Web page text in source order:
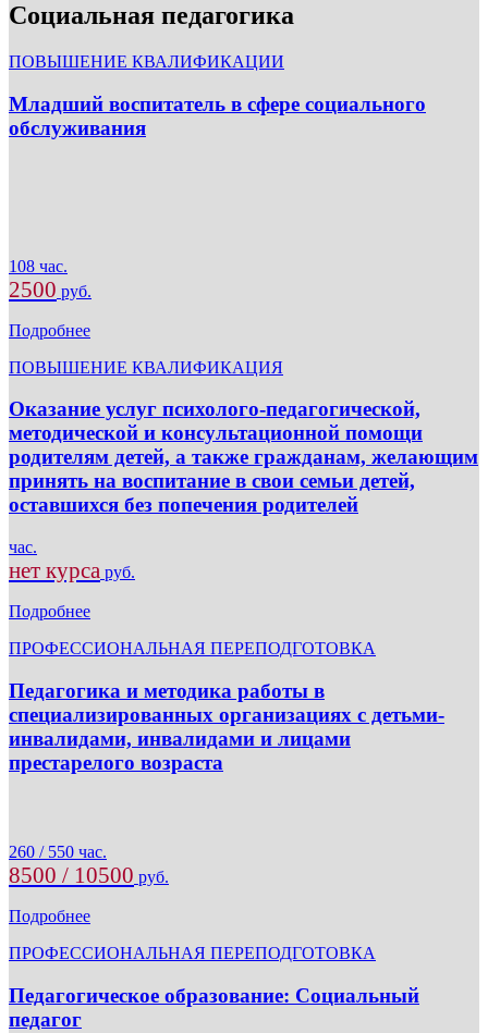
Социальная педагогика
ПОВЫШЕНИЕ КВАЛИФИКАЦИИ
Младший воспитатель в сфере социального
обслуживания
108 час.
2500 руб.
Подробнее
ПОВЫШЕНИЕ КВАЛИФИКАЦИЯ
Оказание услуг психолого-педагогической,
методической и консультационной помощи
родителям детей, а также гражданам, желающим
принять на воспитание в свои семьи детей,
оставшихся без попечения родителей
час.
нет курса руб.
Подробнее
ПРОФЕССИОНАЛЬНАЯ ПЕРЕПОДГОТОВКА
Педагогика и методика работы в
специализированных организациях с детьми-
инвалидами, инвалидами и лицами
престарелого возраста
260 / 550 час.
8500 / 10500 руб.
Подробнее
ПРОФЕССИОНАЛЬНАЯ ПЕРЕПОДГОТОВКА
Педагогическое образование: Социальный
педагог